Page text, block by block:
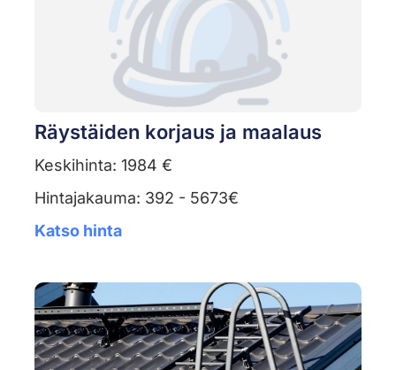
Räystäiden korjaus ja maalaus
Keskihinta: 1984 €
Hintajakauma: 392 - 5673€
Katso hinta